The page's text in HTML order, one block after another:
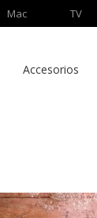
Mac TV
Accesorios